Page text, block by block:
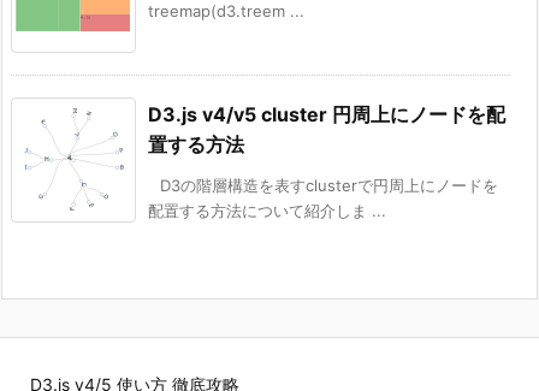
treemap(d3.treem ...
D3.js v4/v5 cluster 円周上にノードを配
置する方法
D3の階層構造を表すclusterで円周上にノードを
配置する方法について紹介しま ...
D3.js v4/5 使い方 徹底攻略